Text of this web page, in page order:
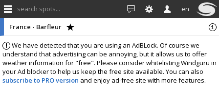
search spots... en
We have detected that you are using an AdBLock. Of course we
understand that advertising can be annoying, but it allows us to offer
weather information for "free". Please consider whitelisting Windguru in
your Ad blocker to help us keep the free site available. You can also
subscribe to PRO version and enjoy ad-free site with more features.
France - Barfleur